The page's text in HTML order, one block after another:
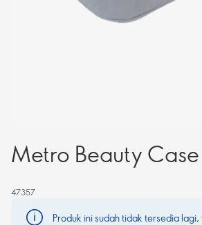
Metro Beauty Case
47357
Produk ini sudah tidak tersedia